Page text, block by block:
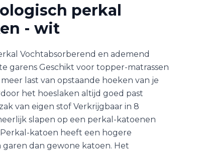
perkal
- wit
Vochtabsorberend en ademend
garens Geschikt voor topper-matrassen
last van opstaande hoeken van je
het hoeslaken altijd goed past
van eigen stof Verkrijgbaar in 8
slapen op een perkal-katoenen
katoen heeft een hogere
dan gewone katoen. Het